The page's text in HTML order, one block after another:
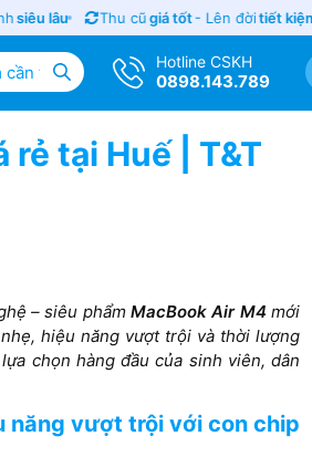
lâu Thu cũgiá tốt - Lên đời tiết kiệm
Hotline CSKH
0898.143.789
tại Huế | T&T
– siêu phẩm MacBook Air M4 mới
hiệu năng vượt trội và thời lượng
chọn hàng đầu của sinh viên, dân
năng vượt trội với con chip